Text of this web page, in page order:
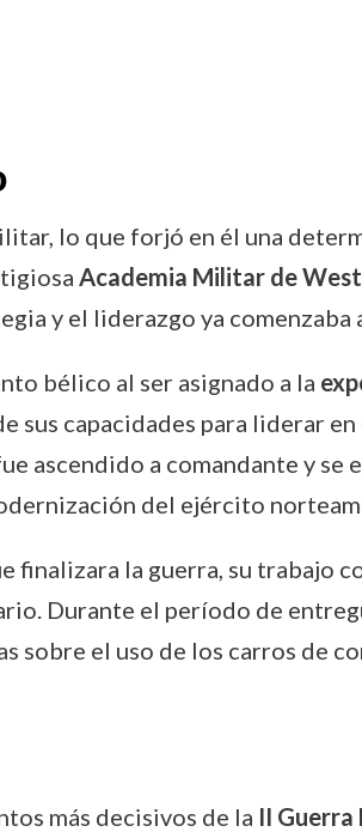
lo que forjó en él una
Academia Militar de
y el liderazgo ya comenzaba
bélico al ser asignado a la
sus capacidades para liderar
ascendido a comandante y
del ejército
finalizara la guerra, su trabajo
Durante el período de
sobre el uso de los carros de
más decisivos de la II Guerra